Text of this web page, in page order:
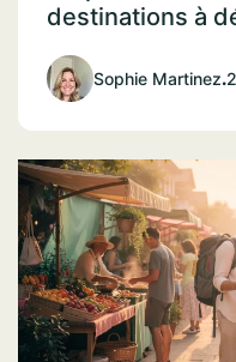
destinations à
Sophie Martinez.